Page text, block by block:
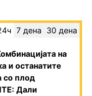
7 дена 30 дена
на
и останатите
со плод
Дали